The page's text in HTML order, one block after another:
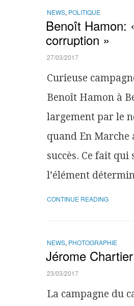
NEWS, POLITIQUE
Benoît Hamon:
corruption »
27/03/2017
Curieuse
Benoît Hamon à
largement par le
quand En Marche
succès. Ce fait
l’élément
CONTINUE READING
NEWS, PHOTOGRAPHIE
Jérome
23/03/2017
La campagne du